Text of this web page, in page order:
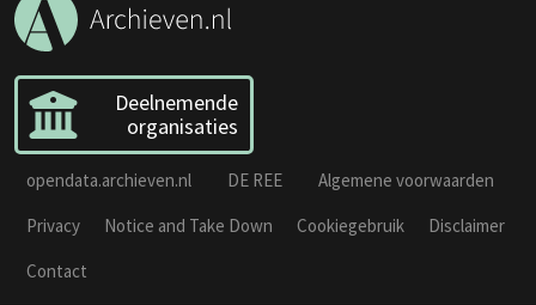
Deelnemende
organisaties
opendata.archieven.nl DE REE
Algemene voorwaarden
Privacy
Notice and Take Down Cookiegebruik
Disclaimer
Contact